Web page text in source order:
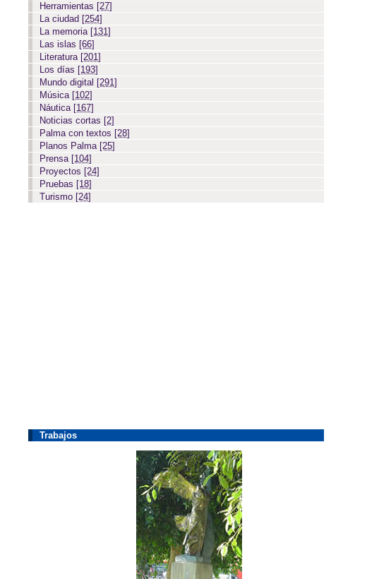
Herramientas [27]
La ciudad [254]
La memoria [131]
Las islas [66]
Literatura [201]
Los días [193]
Mundo digital [291]
Música [102]
Náutica [167]
Noticias cortas [2]
Palma con textos [28]
Planos Palma [25]
Prensa [104]
Proyectos [24]
Pruebas [18]
Turismo [24]
Trabajos